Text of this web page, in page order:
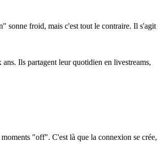
sonne froid, mais c'est tout le contraire. Il s'agit
Ils partagent leur quotidien en livestreams,
"off". C'est là que la connexion se crée,